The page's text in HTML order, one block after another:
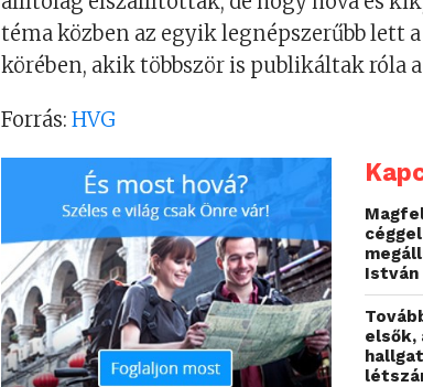
téma közben az egyik legnépszerűbb lett
körében, akik többször is publikáltak róla
Forrás:HVG
István
elsők,